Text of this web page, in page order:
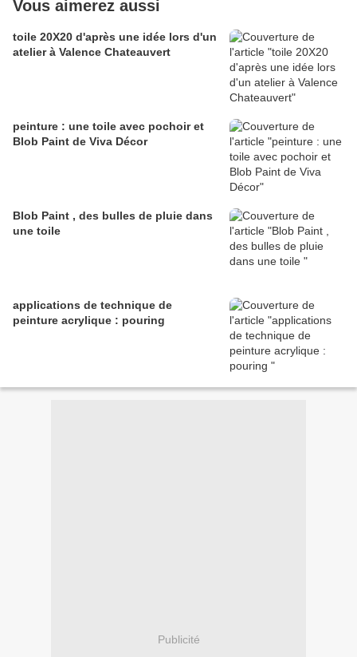
Vous aimerez aussi
toile 20X20 d'après une idée lors d'un
atelier à Valence Chateauvert
peinture : une toile avec pochoir et
Blob Paint de Viva Décor
Blob Paint , des bulles de pluie dans
une toile
applications de technique de
peinture acrylique : pouring
Publicité